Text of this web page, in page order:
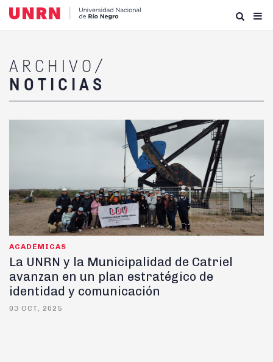
ARCHIVO/
NOTICIAS
ACADÉMICAS
La UNRN y la Municipalidad de Catriel
avanzan en un plan estratégico de
identidad y comunicación
03 OCT, 2025